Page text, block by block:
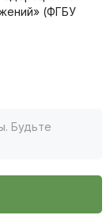
(ФГБУ
Будьте